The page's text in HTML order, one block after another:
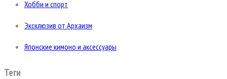
Хобби и спорт
Эксклюзив от Архаизм
Японские кимоно и аксессуары
Теги